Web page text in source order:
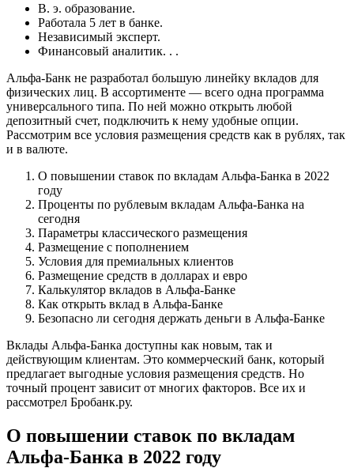
В. э. образование.
Работала 5 лет в банке.
Независимый эксперт.
Финансовый аналитик. . .
Альфа-Банк не разработал большую линейку вкладов для
физических лиц. В ассортименте — всего одна программа
универсального типа. По ней можно открыть любой
депозитный счет, подключить к нему удобные опции.
Рассмотрим все условия размещения средств как в рублях, так
и в валюте.
О повышении ставок по вкладам Альфа-Банка в 2022
году
Проценты по рублевым вкладам Альфа-Банка на
сегодня
Параметры классического размещения
Размещение с пополнением
Условия для премиальных клиентов
Размещение средств в долларах и евро
Калькулятор вкладов в Альфа-Банке
Как открыть вклад в Альфа-Банке
Безопасно ли сегодня держать деньги в Альфа-Банке
Вклады Альфа-Банка доступны как новым, так и
действующим клиентам. Это коммерческий банк, который
предлагает выгодные условия размещения средств. Но
точный процент зависит от многих факторов. Все их и
рассмотрел Бробанк.ру.
О повышении ставок по вкладам
Альфа-Банка в 2022 году